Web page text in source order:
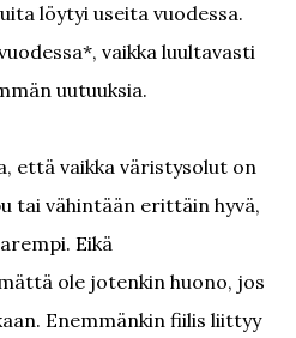
löytyi useita vuodessa.
vaikka luultavasti
uutuuksia.
että vaikka väristysolut on
tai vähintään erittäin hyvä,
Eikä
ole jotenkin huono, jos
Enemmänkin fiilis liittyy